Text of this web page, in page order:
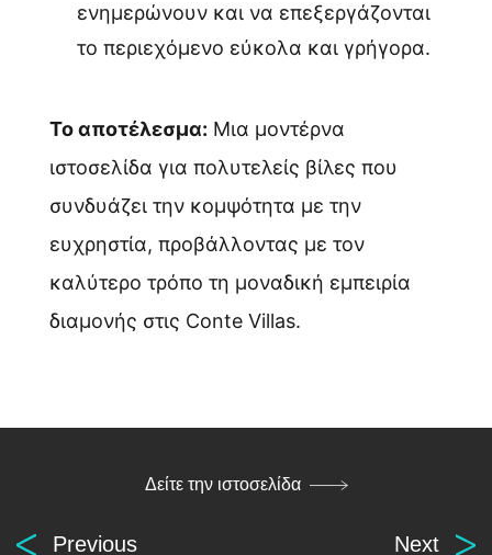
ενημερώνουν και να επεξεργάζονται
το περιεχόμενο εύκολα και γρήγορα.
Το αποτέλεσμα: Μια μοντέρνα
ιστοσελίδα για πολυτελείς βίλες που
συνδυάζει την κομψότητα με την
ευχρηστία, προβάλλοντας με τον
καλύτερο τρόπο τη μοναδική εμπειρία
διαμονής στις Conte Villas.
Δείτε την ιστοσελίδα
Previous Next